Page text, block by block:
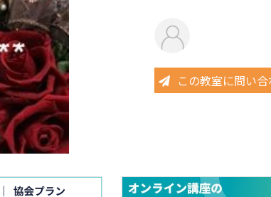
この教室に問い